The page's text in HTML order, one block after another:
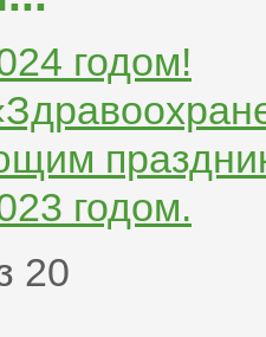
годом!
годом.
20